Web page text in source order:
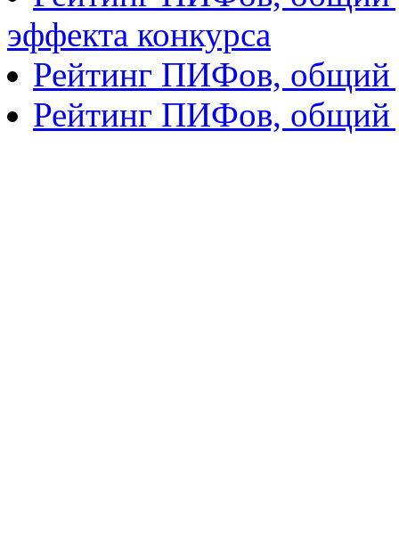
эффекта конкурса
Рейтинг ПИФов, общий
Рейтинг ПИФов, общий